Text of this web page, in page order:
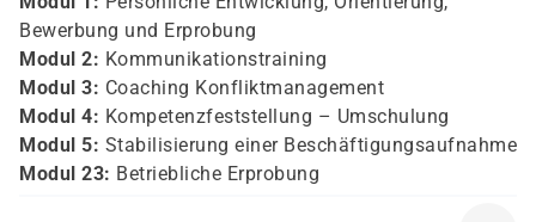
Bewerbung und Erprobung
Modul 2: Kommunikationstraining
Modul 3: Coaching Konfliktmanagement
Modul 4: Kompetenzfeststellung – Umschulung
Modul 5: Stabilisierung einer Beschäftigungsaufnahme
Modul 23: Betriebliche Erprobung